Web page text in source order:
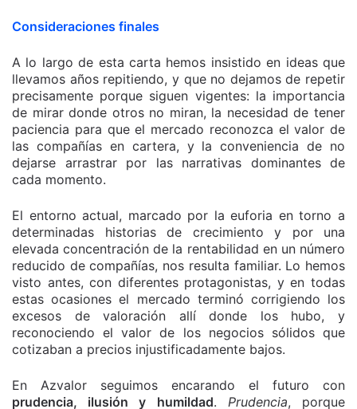
Consideraciones finales
A lo largo de esta carta hemos insistido en ideas que
llevamos años repitiendo, y que no dejamos de repetir
precisamente porque siguen vigentes: la importancia
de mirar donde otros no miran, la necesidad de tener
paciencia para que el mercado reconozca el valor de
las compañías en cartera, y la conveniencia de no
dejarse arrastrar por las narrativas dominantes de
cada momento.
El entorno actual, marcado por la euforia en torno a
determinadas historias de crecimiento y por una
elevada concentración de la rentabilidad en un número
reducido de compañías, nos resulta familiar. Lo hemos
visto antes, con diferentes protagonistas, y en todas
estas ocasiones el mercado terminó corrigiendo los
excesos de valoración allí donde los hubo, y
reconociendo el valor de los negocios sólidos que
cotizaban a precios injustificadamente bajos.
En Azvalor seguimos encarando el futuro con
prudencia, ilusión y humildad. Prudencia, porque